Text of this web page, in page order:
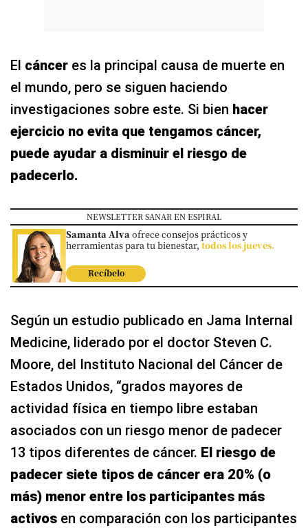
El cáncer es la principal causa de muerte en
el mundo, pero se siguen haciendo
investigaciones sobre este. Si bien hacer
ejercicio no evita que tengamos cáncer,
puede ayudar a disminuir el riesgo de
padecerlo.
NEWSLETTER SANAR EN ESPIRAL
Samanta Alvaofrece consejos prácticos y
herramientas para tu bienestar,todos los jueves.
Recíbelo
Según un estudio publicado en Jama Internal
Medicine, liderado por el doctor Steven C.
Moore, del Instituto Nacional del Cáncer de
Estados Unidos, “grados mayores de
actividad física en tiempo libre estaban
asociados con un riesgo menor de padecer
13 tipos diferentes de cáncer. El riesgo de
padecer siete tipos de cáncer era 20% (o
más) menor entre los participantes más
activos en comparación con los participantes